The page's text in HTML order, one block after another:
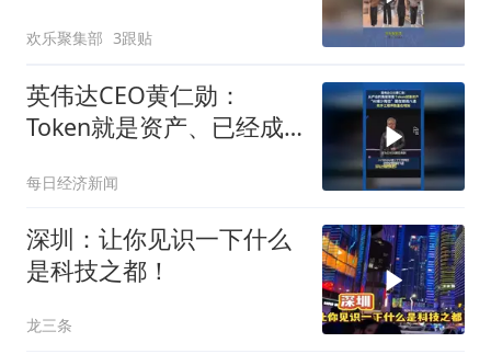
欢乐聚集部 3跟贴
英伟达CEO黄仁勋：
Token就是资产、已经成
每日经济新闻
深圳：让你见识一下什么
是科技之都！
龙三条